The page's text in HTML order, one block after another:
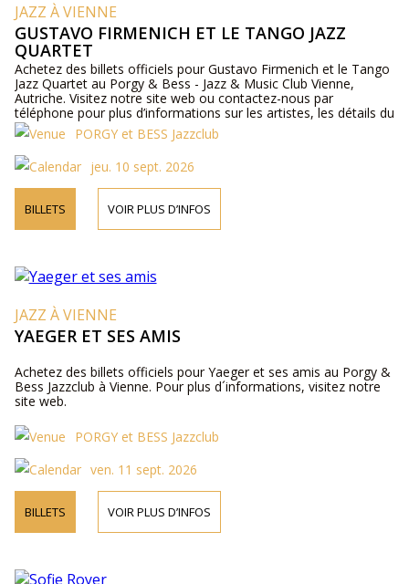
JAZZ À VIENNE
GUSTAVO FIRMENICH ET LE TANGO JAZZ
QUARTET
Achetez des billets officiels pour Gustavo Firmenich et le Tango
Jazz Quartet au Porgy & Bess - Jazz & Music Club Vienne,
Autriche. Visitez notre site web ou contactez-nous par
téléphone pour plus d’informations sur les artistes, les détails du
programme et les prix des billets.
PORGY et BESS Jazzclub
jeu. 10 sept. 2026
BILLETS VOIR PLUS D’INFOS
JAZZ À VIENNE
YAEGER ET SES AMIS
Achetez des billets officiels pour Yaeger et ses amis au Porgy &
Bess Jazzclub à Vienne. Pour plus d´informations, visitez notre
site web.
PORGY et BESS Jazzclub
ven. 11 sept. 2026
BILLETS VOIR PLUS D’INFOS